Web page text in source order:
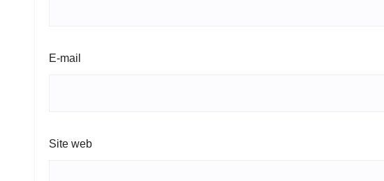
E-mail
Site web